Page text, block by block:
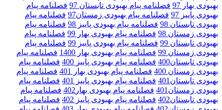
بهبودی بهار 97
فصلنامه پیام بهبودی تابستان 97
فصلنامه پیام
بهبودی پاییز 97
فصلنامه پیام بهبودی زمستان97
فصلنامه پیام
بهبودی تابستان 98
فصلنامه پیام بهبودی پاییز 98
فصلنامه پیام
بهبودی زمستان 98
فصلنامه پیام بهبودی بهار 99
فصلنامه پیام
بهبودی تابستان 99
فصلنامه پیام بهبودی پاییز 99
فصلنامه پیام
بهبودی زمستان 99
فصلنامه پیام بهبودی بهار 1400
فصلنامه پیام
بهبودی تابستان400
فصلنامه پیام بهبودی پاییز 400
فصلنامه پیام
بهبودی زمستان 400
فصلنامه پیام بهبودی بهار 401
فصلنامه پیام
بهبودی تابستان401
فصلنامه پیام بهبودی پاییز 401
فصلنامه پیام
بهبودی زمستان401
فصلنامه پیام بهبودی بهار402
فصلنامه پیام
بهبودی تابستان402
فصلنامه پیام بهبودی پاییز 402
فصلنامه پیام